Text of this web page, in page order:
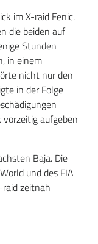
im X-raid Fenic.
die beiden auf
Stunden
in einem
nicht nur den
in der Folge
aufgeben
Baja. Die
und des FIA
raid zeitnah